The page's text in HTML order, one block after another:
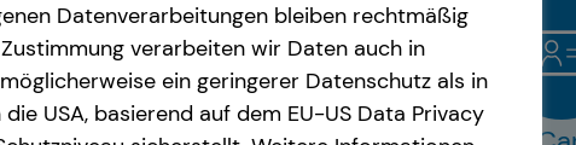
Datenverarbeitungen bleiben rechtmäßig
verarbeiten wir Daten auch in
ein geringerer Datenschutz als in
USA, basierend auf dem EU-US Data Privacy